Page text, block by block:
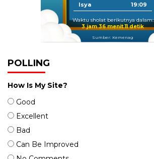
Isya 19:09
Waktu sholat berikutnya dalam:
3 jam 36 menit 10 detik
Sumber: Kemenag
POLLING
How Is My Site?
Good
Excellent
Bad
Can Be Improved